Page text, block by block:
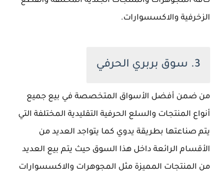
الزخرفية والاكسسوارات.
3. سوق بربري الحرفي
من ضمن أفضل الأسواق المتخصصة في بيع جميع
أنواع المنتجات والسلع الحرفية التقليدية المختلفة التي
يتم صناعتها بطريقة يدوي كما يتواجد العديد من
الأقسام الرائعة داخل هذا السوق حيث يتم بيع العديد
من المنتجات المميزة مثل المجوهرات والاكسسوارات